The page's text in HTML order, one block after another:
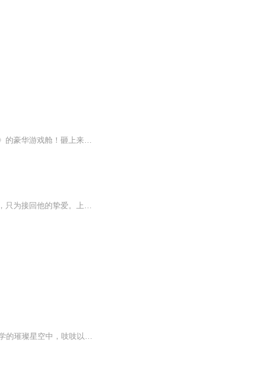
【内容简介】无业游民萧一一上街居然中了个特等奖——刚刚开发出来的新游戏《星辰之界》的豪华游戏舱！砸上来的好东西不要白不要！ 岂知一进游戏，居然选到了特殊种族修罗族，从此陷入了一个古怪的任务之中，更因为修罗族的特殊体质，居然变成了一位华丽丽...
又名天降星辰，暖你心扉养魂千年，守候千年，他的霏霏终于重生了。走下神坛，重入凡尘，只为接回他的挚爱。上辈子，霏霏追逐了他一辈子。这一世，就换他宠她护她，陪她走她想走的路。他会一直一直陪着她，直到永远一夕之间，她穿越了，还被绑了个系统。系统无良，老是发布一些不可能完成的任务。还好她气运不错，开局就得到了一个秘境空间，里面还住了一个美美的大神。自此，她功法不用愁，丹药永不缺，没事还能看看大神养养眼。可惜大神再好也不是她的菜，她真正喜欢的是那个陪她出生入死的冷公子。直到某一天...
如果您的猫猫一样，走着10年以上的网文阅读经历，对起点众位大神一定很熟悉。在网络文学的璀璨星空中，吱吱以其独特的文学魅力和对女性角色深刻的刻画，成为了一颗耀眼的星辰。她的作品不仅仅是古代言情的叙述，更是一种对女性自我价值和命运掌控的深刻思...